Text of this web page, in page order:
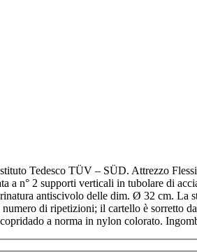
Tedesco TÜV – SÜD. Attrezzo
a n° 2 supporti verticali in tubolare di
antiscivolo delle dim. Ø 32 cm. La
di ripetizioni; il cartello è sorretto
a norma in nylon colorato.